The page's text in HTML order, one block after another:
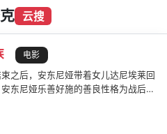
云搜
电影
之后，安东尼娅带着女儿达尼埃莱回
东尼娅乐善好施的善良性格为战后满
组件了一个特殊的家族——安东尼娅